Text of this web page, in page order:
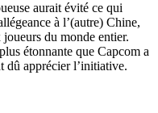
aurait évité ce qui
à l’(autre) Chine,
du monde entier.
étonnante que Capcom a
dû apprécier l’initiative.